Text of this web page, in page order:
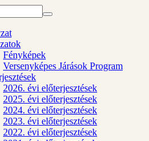
Fényképek
Versenyképes Járások Program
2026. évi előterjesztések
2025. évi előterjesztések
2024. évi előterjesztések
2023. évi előterjesztések
2022. évi előterjesztések